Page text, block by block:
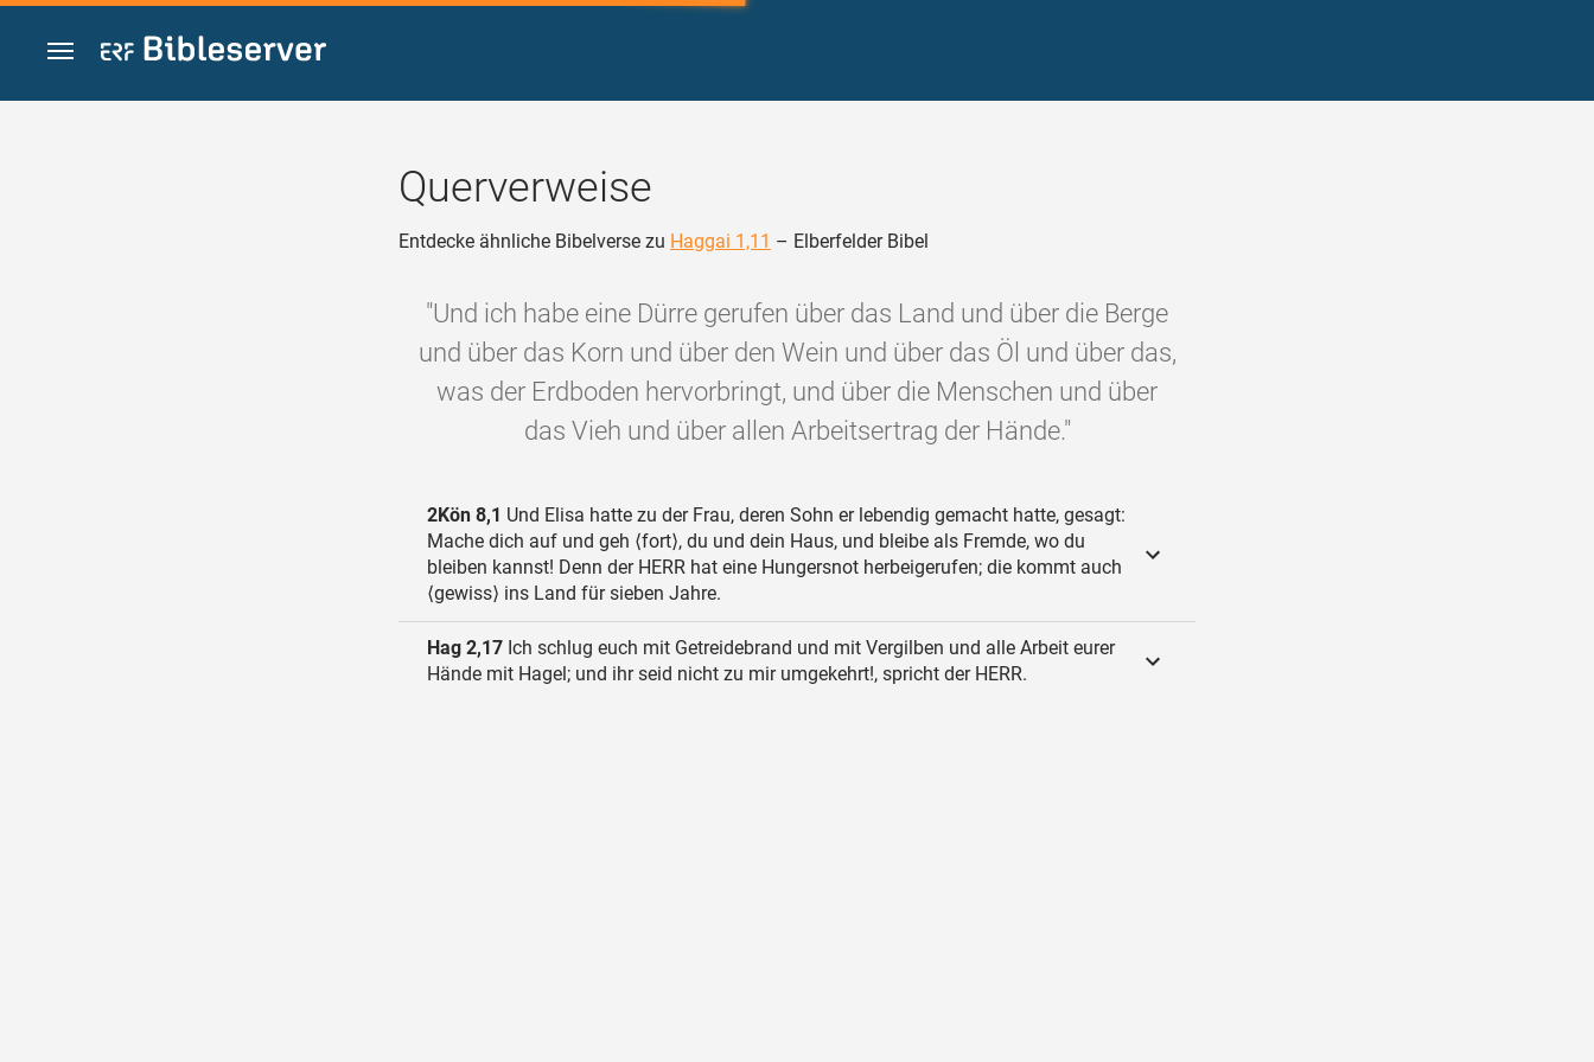
Zum Inhalt springen
Querverweise
Entdecke ähnliche Bibelverse zu Haggai 1,11 – Elberfelder Bibel
"Und ich habe eine Dürre gerufen über das Land und über die Berge
und über das Korn und über den Wein und über das Öl und über das,
was der Erdboden hervorbringt, und über die Menschen und über
das Vieh und über allen Arbeitsertrag der Hände."
2Kön 8,1 Und Elisa hatte zu der Frau, deren Sohn er lebendig gemacht hatte, gesagt:
Mache dich auf und geh ⟨fort⟩, du und dein Haus, und bleibe als Fremde, wo du
bleiben kannst! Denn der HERR hat eine Hungersnot herbeigerufen; die kommt auch
⟨gewiss⟩ ins Land für sieben Jahre.
Hag 2,17 Ich schlug euch mit Getreidebrand und mit Vergilben und alle Arbeit eurer
Hände mit Hagel; und ihr seid nicht zu mir umgekehrt!, spricht der HERR.